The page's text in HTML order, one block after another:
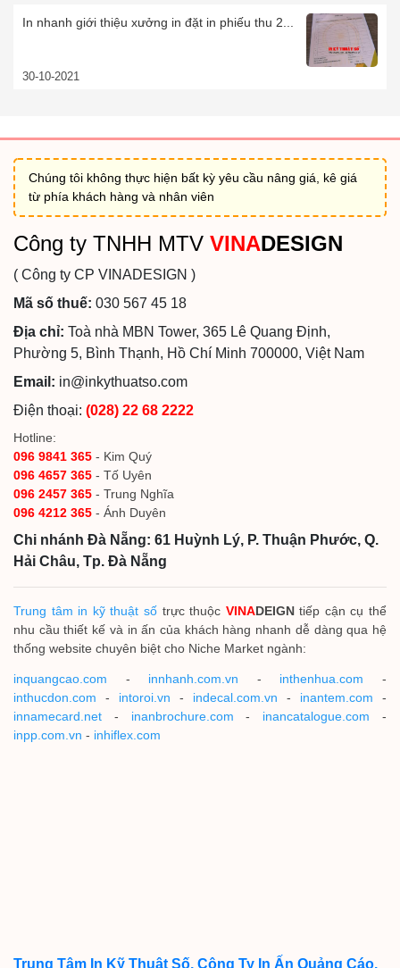
In nhanh giới thiệu xưởng in đặt in phiếu thu 2...
30-10-2021
Chúng tôi không thực hiện bất kỳ yêu cầu nâng giá, kê giá
từ phía khách hàng và nhân viên
Công ty TNHH MTV VINADESIGN
( Công ty CP VINADESIGN )
Mã số thuế: 030 567 45 18
Địa chỉ: Toà nhà MBN Tower, 365 Lê Quang Định,
Phường 5, Bình Thạnh, Hồ Chí Minh 700000, Việt Nam
Email: in@inkythuatso.com
Điện thoại: (028) 22 68 2222
Hotline:
096 9841 365 - Kim Quý
096 4657 365 - Tố Uyên
096 2457 365 - Trung Nghĩa
096 4212 365 - Ánh Duyên
Chi nhánh Đà Nẵng: 61 Huỳnh Lý, P. Thuận Phước, Q.
Hải Châu, Tp. Đà Nẵng
Trung tâm in kỹ thuật sốtrực thuộc VINADEIGNtiếp cận cụ thể
nhu cầu thiết kế và in ấn của khách hàng nhanh dễ dàng qua hệ
thống website chuyên biệt cho Niche Market ngành:
inquangcao.com - innhanh.com.vn - inthenhua.com -
inthucdon.com - intoroi.vn - indecal.com.vn - inantem.com -
innamecard.net - inanbrochure.com - inancatalogue.com -
inpp.com.vn - inhiflex.com
Trung Tâm In Kỹ Thuật Số, Công Ty In Ấn Quảng Cáo.